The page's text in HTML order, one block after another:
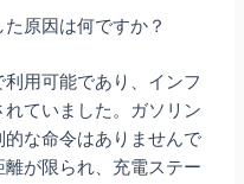
原因は何ですか？
用可能であり、インフ
ていました。ガソリン
な命令はありませんで
が限られ、充電ステー